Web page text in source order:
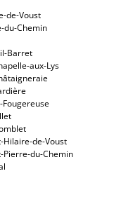
de-Voust
du-Chemin
Barret
aux-Lys
Hilaire-de-Voust
Pierre-du-Chemin